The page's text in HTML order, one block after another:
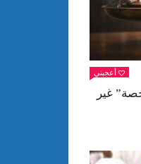
أعجبني
غير